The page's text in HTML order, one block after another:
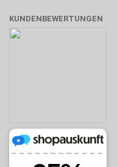
KUNDENBEWERTUNGEN